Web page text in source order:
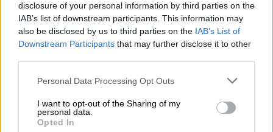
disclosure of your personal information by third parties on the
IAB’s list of downstream participants. This information may
also be disclosed by us to third parties on the IAB’s List of
Downstream Participants that may further disclose it to other
Please note that this website/app uses one or more Google
not limited to your visit or usage behaviour. You may click to
grant or deny consent to Google and its third-party tags to
use your data for below specified purposes in below Google
Personal Data Processing Opt Outs
I want to opt-out of the Sharing of my
personal data.
Opted In
«Επειδή το ρήγμα έχει κλίση προς τον Βορρά
-αυτό δείχνουν και τα επίκεντρα των
μετασεισμών - το κομμάτι που βυθίστηκε
βρίσκεται στηθαλάσσια περιοχή βόρεια της
Σάμου
. Εκεί ήταν και το τμήμα που δέχθηκε
τις πιο ισχυρές σεισμικές κινήσεις», δήλωσε
ο κ. Παπαζάχος στο ΑΠΕ-ΜΠΕ και
διευκρίνισε: «Αυτό εξηγεί ενδεχομένως